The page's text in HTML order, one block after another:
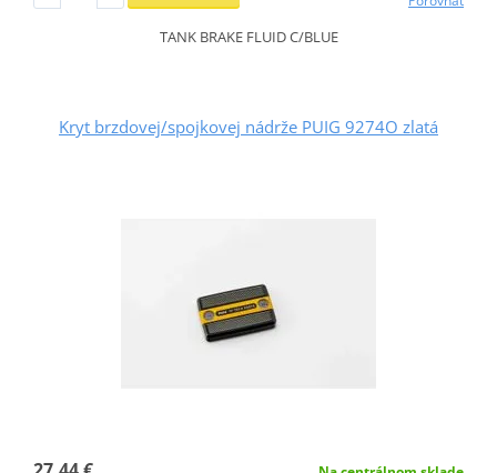
TANK BRAKE FLUID C/BLUE
Kryt brzdovej/spojkovej nádrže PUIG 9274O zlatá